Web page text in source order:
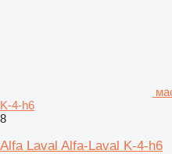
K-4-h6
8
Alfa Laval Alfa-Laval K-4-h6